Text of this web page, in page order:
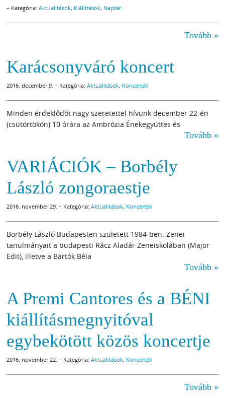
– Kategória:Aktualitások, Kiállítások, Naptár
Tovább »
Karácsonyváró koncert
2016. december 9. – Kategória:Aktualitások, Koncertek
Minden érdeklődőt nagy szeretettel hívunk december 22-én
(csütörtökön) 10 órára az Ambrózia Énekegyüttes és
Tovább »
VARIÁCIÓK – Borbély
László zongoraestje
2016. november 29. – Kategória:Aktualitások, Koncertek
Borbély László Budapesten született 1984-ben. Zenei
tanulmányait a budapesti Rácz Aladár Zeneiskolában (Major
Edit), illetve a Bartók Béla
Tovább »
A Premi Cantores és a BÉNI
kiállításmegnyitóval
egybekötött közös koncertje
2016. november 22. – Kategória:Aktualitások, Koncertek
Tovább »